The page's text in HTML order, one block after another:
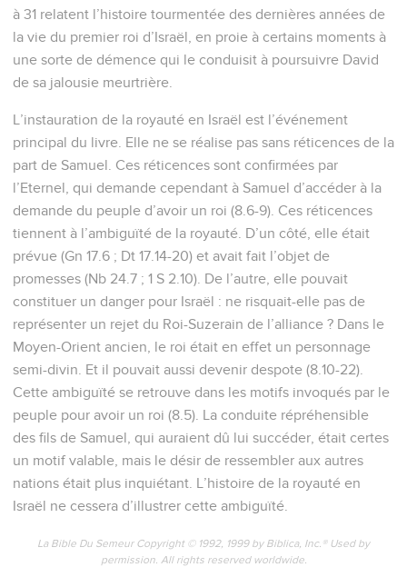
à 31 relatent l’histoire tourmentée des dernières années de
la vie du premier roi d’Israël, en proie à certains moments à
une sorte de démence qui le conduisit à poursuivre David
de sa jalousie meurtrière.
L’instauration de la royauté en Israël est l’événement
principal du livre. Elle ne se réalise pas sans réticences de la
part de Samuel. Ces réticences sont confirmées par
l’Eternel, qui demande cependant à Samuel d’accéder à la
demande du peuple d’avoir un roi (8.6-9). Ces réticences
tiennent à l’ambiguïté de la royauté. D’un côté, elle était
prévue (Gn 17.6 ; Dt 17.14-20) et avait fait l’objet de
promesses (Nb 24.7 ; 1 S 2.10). De l’autre, elle pouvait
constituer un danger pour Israël : ne risquait-elle pas de
représenter un rejet du Roi-Suzerain de l’alliance ? Dans le
Moyen-Orient ancien, le roi était en effet un personnage
semi-divin. Et il pouvait aussi devenir despote (8.10-22).
Cette ambiguïté se retrouve dans les motifs invoqués par le
peuple pour avoir un roi (8.5). La conduite répréhensible
des fils de Samuel, qui auraient dû lui succéder, était certes
un motif valable, mais le désir de ressembler aux autres
nations était plus inquiétant. L’histoire de la royauté en
Israël ne cessera d’illustrer cette ambiguïté.
La Bible Du Semeur Copyright © 1992, 1999 by Biblica, Inc.® Used by
permission. All rights reserved worldwide.